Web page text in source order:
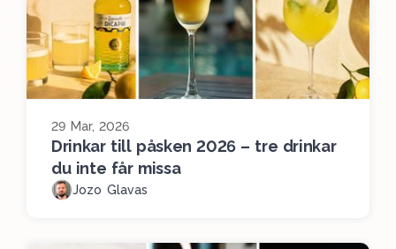
29 Mar, 2026
Drinkar till påsken 2026 – tre drinkar
du inte får missa
Jozo Glavas